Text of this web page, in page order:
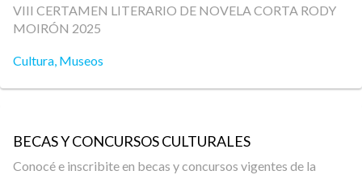
VIII CERTAMEN LITERARIO DE NOVELA CORTA RODY
MOIRÓN 2025
Cultura, Museos
BECAS Y CONCURSOS CULTURALES
Conocé e inscribite en becas y concursos vigentes de la